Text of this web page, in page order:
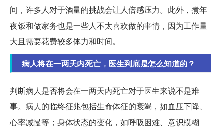
间，许多人对于酒量的挑战会让人倍感压力。此外，煮年
夜饭和做家务也是一些人不太喜欢做的事情，因为工作量
大且需要花费较多体力和时间。
病人将在一两天内死亡，医生到底是怎么知道的？
判断病人是否将会在一两天内死亡对于医生来说不是难
事。病人的临终征兆包括生命体征的衰竭，如血压下降、
心率减慢等；身体状态的变化，如呼吸困难、意识模糊